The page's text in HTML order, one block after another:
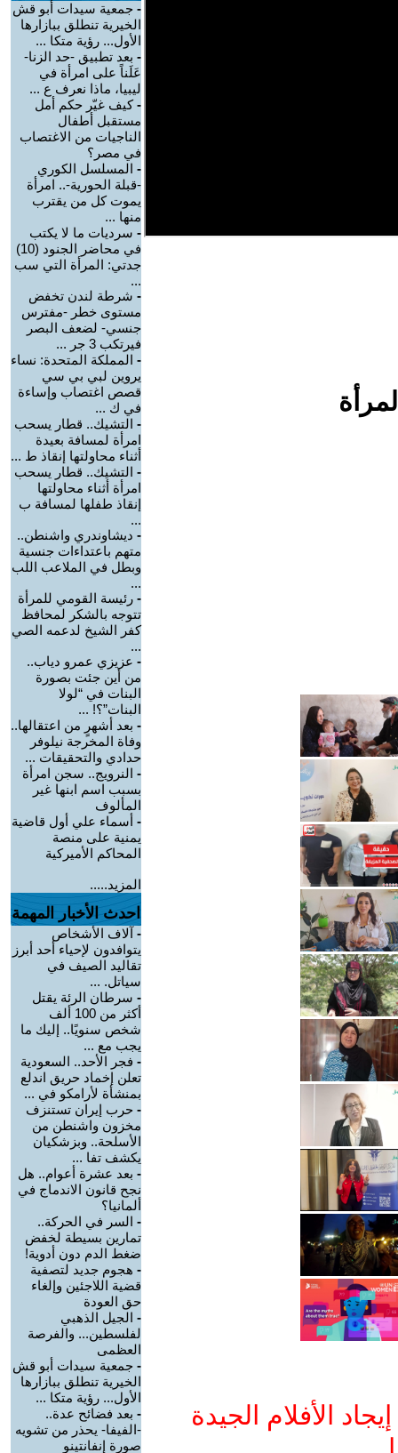
الأفلام الجيدة
- جمعية سيدات أبو قش
الخيرية تنطلق ببازارها
الأول... رؤية متكا ...
- بعد تطبيق -حد الزنا-
عَلَناً على امرأة في
ليبيا، ماذا نعرف ع ...
-كيف غيّر حكم أمل
مستقبل أطفال
الناجيات من الاغتصاب
في مصر؟
- المسلسل الكوري
-قبلة الحورية-.. امرأة
يموت كل من يقترب
منها ...
- سرديات ما لا يكتب
في محاضر الجنود (10)
جدتي: المرأة التي سب
...
- شرطة لندن تخفض
مستوى خطر -مفترس
جنسي- لضعف البصر
فيرتكب 3 جر ...
- المملكة المتحدة: نساء
يروين لبي بي سي
قصص اغتصاب وإساءة
في ك ...
- التشيك.. قطار يسحب
امرأة لمسافة بعيدة
أثناء محاولتها إنقاذ ط ...
- التشيك.. قطار يسحب
امرأة أثناء محاولتها
إنقاذ طفلها لمسافة ب
...
- ديشاوندري واشنطن..
متهم باعتداءات جنسية
وبطل في الملاعب اللب
...
- رئيسة القومي للمرأة
تتوجه بالشكر لمحافظ
كفر الشيخ لدعمه الصي
...
- عزيزي عمرو دياب..
من أين جئت بصورة
البنات في “لولا
البنات”؟! ...
- بعد أشهرٍ من اعتقالها..
وفاة المخرجة نيلوفر
حدادي والتحقيقات ...
- النرويج.. سجن امرأة
بسبب اسم ابنها غير
المألوف
- أسماء علي أول قاضية
يمنية على منصة
المحاكم الأميركية
المزيد.....
احدث الأخبار المهمة
- آلاف الأشخاص
يتوافدون لإحياء أحد أبرز
تقاليد الصيف في
سياتل. ...
- سرطان الرئة يقتل
أكثر من 100 ألف
شخص سنويًا.. إليك ما
يجب مع ...
- فجر الأحد.. السعودية
تعلن إخماد حريق اندلع
بمنشأة لأرامكو في ...
- حرب إيران تستنزف
مخزون واشنطن من
الأسلحة.. وبزشكيان
يكشف تفا ...
- بعد عشرة أعوام.. هل
نجح قانون الاندماج في
ألمانيا؟
- السر في الحركة..
تمارين بسيطة لخفض
ضغط الدم دون أدوية!
- هجوم جديد لتصفية
قضية اللاجئين وإلغاء
حق العودة
- الجيل الذهبي
لفلسطين... والفرصة
العظمى
- جمعية سيدات أبو قش
الخيرية تنطلق ببازارها
الأول... رؤية متكا ...
- بعد فضائح عدة..
-الفيفا- يحذر من تشويه
صورة إنفانتينو